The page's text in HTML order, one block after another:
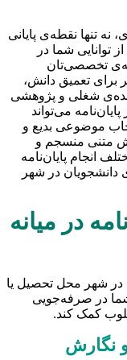
نه تنها نقطه‌ی پایانی
توانایی شما در
تخصصی‌تان
تعمیق دانش،
شغلی و پژوهشی
می‌تواند
موضوعی بدیع و
متنی منسجم و
انجام پایان‌نامه
دانشجویان در شهر
در میانه
در شهر محل تحصیل یا
شما در صرفه‌جویی
کمک کند.
نگارش